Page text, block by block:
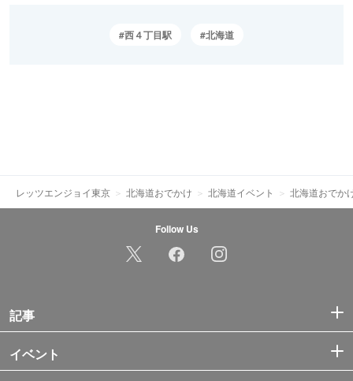
西４丁目駅 北海道
レッツエンジョイ東京 北海道おでかけ 北海道イベント 北海道おでか
Follow Us
記事
イベント